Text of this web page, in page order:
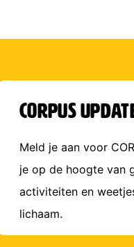
corpus
Meld je aan voor
je op de hoogte van
activiteiten en
lichaam.